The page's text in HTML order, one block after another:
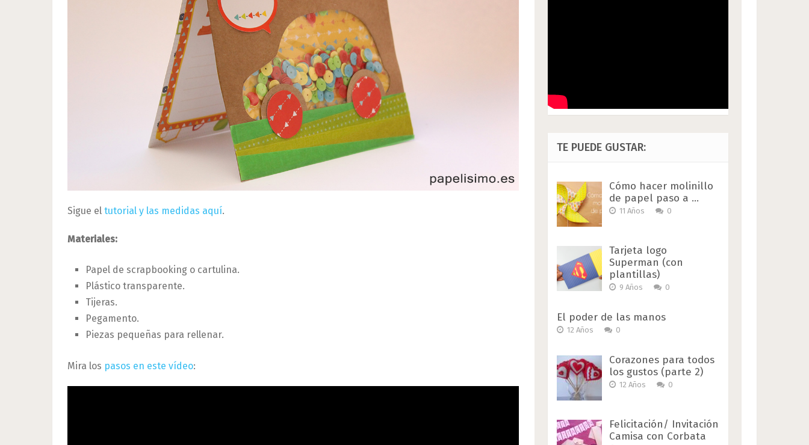
Sigue el tutorial y las medidas aquí.
Materiales:
Papel de scrapbooking o cartulina.
Plástico transparente.
Tijeras.
Pegamento.
Piezas pequeñas para rellenar.
Mira los pasos en este vídeo:
TE PUEDE GUSTAR:
Cómo hacer molinillo
de papel paso a …
11 Años 0
Tarjeta logo
Superman (con
plantillas)
9 Años 0
El poder de las manos
12 Años 0
Corazones para todos
los gustos (parte 2)
12 Años 0
Felicitación/ Invitación
Camisa con Corbata